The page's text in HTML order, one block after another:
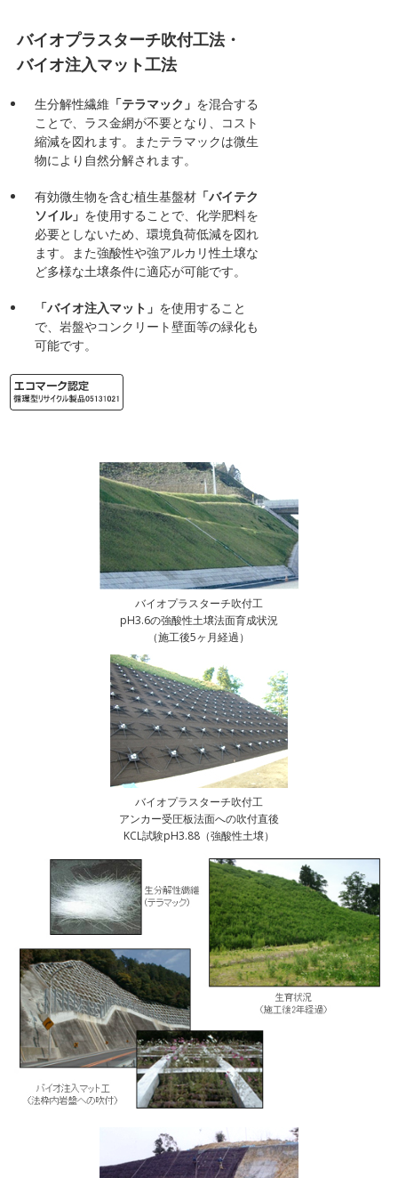
バイオプラスターチ吹付工法・
バイオ注入マット工法
生分解性繊維「テラマック」 を混合する
ことで、ラス金網が不要となり、コスト
縮減を図れます。またテラマックは微生
物により自然分解されます。
有効微生物を含む植生基盤材「バイテク
ソイル」 を使用することで、化学肥料を
必要としないため、環境負荷低減を図れ
ます。また強酸性や強アルカリ性土壌な
ど多様な土壌条件に適応が可能です。
「バイオ注入マット」 を使用すること
で、岩盤やコンクリート壁面等の緑化も
可能です。
バイオプラスターチ吹付工
pH3.6の強酸性土壌法面育成状況
（施工後5ヶ月経過）
バイオプラスターチ吹付工
アンカー受圧板法面への吹付直後
KCL試験pH3.88（強酸性土壌）